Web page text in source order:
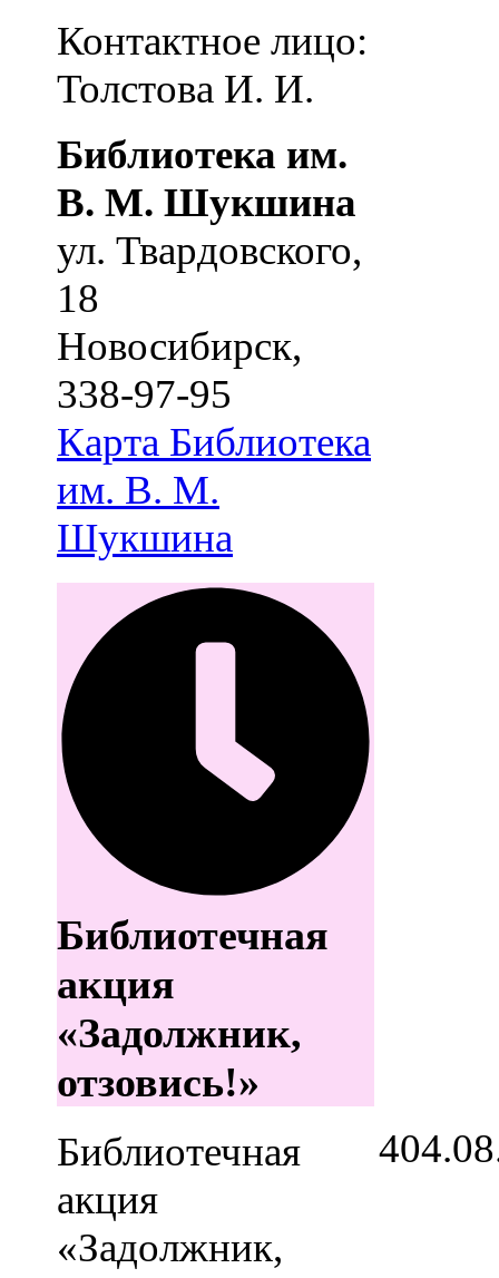
Контактное лицо:
Толстова И. И.
Библиотека им.
В. М. Шукшина
ул. Твардовского,
18
Новосибирск,
338-97-95
Карта Библиотека
им. В. М.
Шукшина
Библиотечная
акция
«Задолжник,
отзовись!»
Библиотечная
акция
«Задолжник,
4